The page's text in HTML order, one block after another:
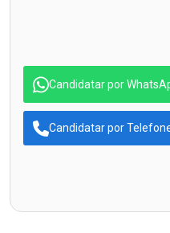
Candidatar por
Candidatar por